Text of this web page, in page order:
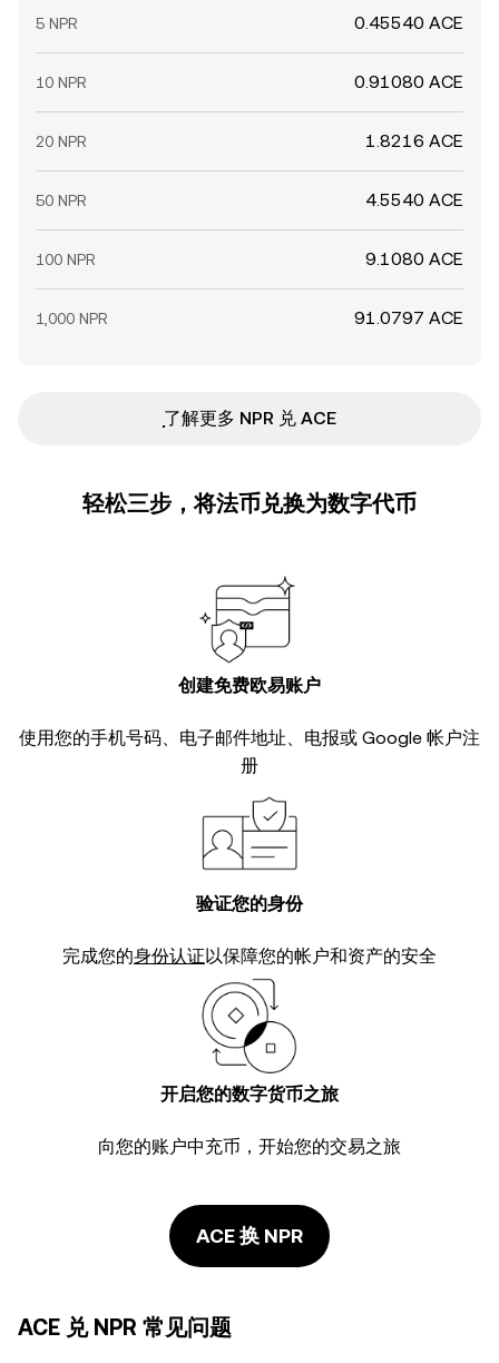
5 NPR 0.45540 ACE
10 NPR 0.91080 ACE
20 NPR 1.8216 ACE
50 NPR 4.5540 ACE
100 NPR 9.1080 ACE
1,000 NPR 91.0797 ACE
ִִִִִִִִִִִִִִִִִִִִִִִִִִִִִִִִִִִִִִִִִִִִִִִ了解更多 NPR 兑 ACE
轻松三步，将法币兑换为数字代币
创建免费欧易账户
使用您的手机号码、电子邮件地址、电报或 Google 帐户注
册
验证您的身份
完成您的身份认证以保障您的帐户和资产的安全
开启您的数字货币之旅
向您的账户中充币，开始您的交易之旅
ACE 换 NPR
ACE 兑 NPR 常见问题